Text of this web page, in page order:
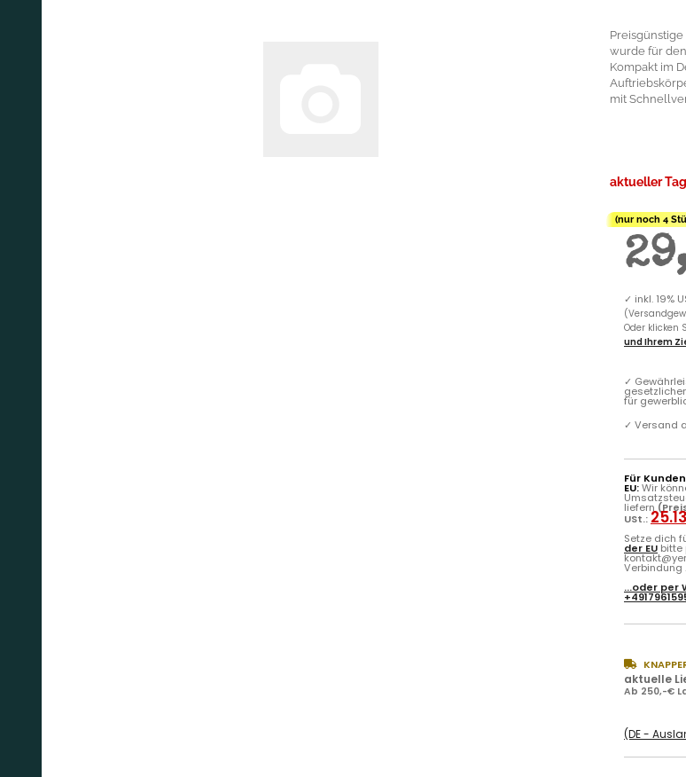
Preisgünstige
wurde für
Kompakt im
mit
aktueller
(nur noch 4
✓ inkl. 19%
Oder klicken
und Ihrem
✓
für
✓ Versand
Für
EU:Wir
liefern
USt.:
Setze dich
der EU bitte
Verbindung
...oder per
aktuelle
Ab 250,-€
(DE -